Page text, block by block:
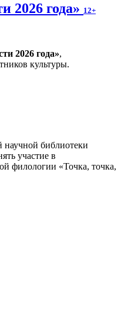
2026 года» 12+
2026 года»,
культуры.
библиотеки
участие в
филологии «Точка, точка,